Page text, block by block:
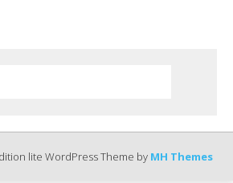
lite WordPress Theme by MH Themes